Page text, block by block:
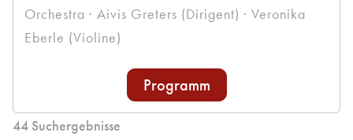
Orchestra · Aivis Greters (Dirigent) · Veronika
Eberle (Violine)
Programm
44 Suchergebnisse